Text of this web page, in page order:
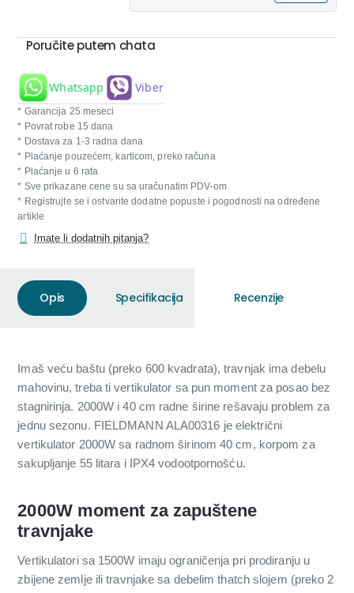
Poručite putem chata
Whatsapp Viber
* Garancija 25 meseci
* Povrat robe 15 dana
* Dostava za 1-3 radna dana
* Plaćanje pouzećem, karticom, preko računa
* Plaćanje u 6 rata
* Sve prikazane cene su sa uračunatim PDV-om
* Registrujte se i ostvarite dodatne popuste i pogodnosti na određene
artikle
Imate li dodatnih pitanja?
Opis Specifikacija Recenzije
Imaš veću baštu (preko 600 kvadrata), travnjak ima debelu
mahovinu, treba ti vertikulator sa pun moment za posao bez
stagnirinja. 2000W i 40 cm radne širine rešavaju problem za
jednu sezonu. FIELDMANN ALA00316 je električni
vertikulator 2000W sa radnom širinom 40 cm, korpom za
sakupljanje 55 litara i IPX4 vodootpornošću.
2000W moment za zapuštene
travnjake
Vertikulatori sa 1500W imaju ograničenja pri prodiranju u
zbijene zemlje ili travnjake sa debelim thatch slojem (preko 2